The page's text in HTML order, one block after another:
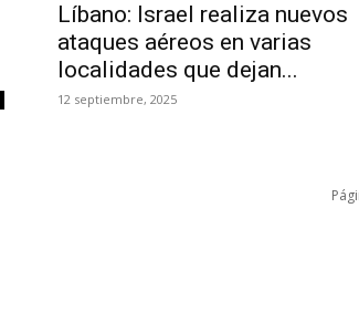
Líbano: Israel realiza nuevos
ataques aéreos en varias
localidades que dejan...
12 septiembre, 2025